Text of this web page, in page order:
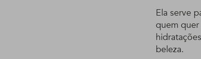
Ela serve
quem
beleza.